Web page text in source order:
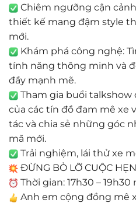
Chiêm ngưỡng cận
thiết kế mang đậm style
mới.
Khám phá công nghệ:
tính năng thông minh và
đầy mạnh mẽ.
Tham gia buổi
của các tín đồ đam mê xe
tác và chia sẻ những góc
mã mới.
Trải nghiệm, lái thử xe
ĐỪNG BỎ LỠ CUỘC
Thời gian: 17h30 –
Anh em cộng đồng mê